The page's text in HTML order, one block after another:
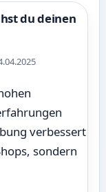
du deinen
verbessert
sondern